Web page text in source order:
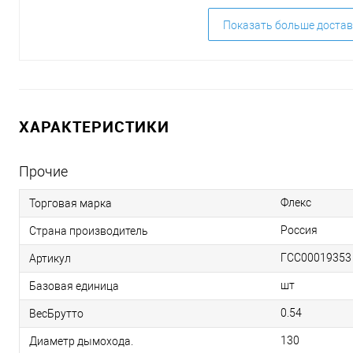
Показать больше
ХАРАКТЕРИСТИКИ
Прочие
Торговая марка Флекс
Страна производитель Россия
Артикул ГСС00019353
Базовая единица шт
ВесБрутто 0.54
Диаметр дымохода. 130